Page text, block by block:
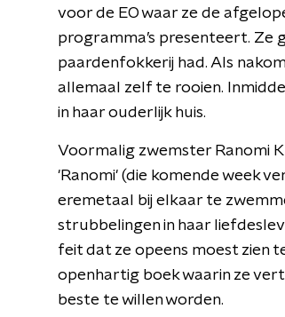
voor de EO waar ze de
programma’s presenteert. Ze
paardenfokkerij had. Als
allemaal zelf te rooien.
in haar ouderlijk huis.
Voormalig zwemster Ranomi
'Ranomi' (die komende week
eremetaal bij elkaar te
strubbelingen in haar
feit dat ze opeens moest zien
openhartig boek waarin ze
beste te willen worden.